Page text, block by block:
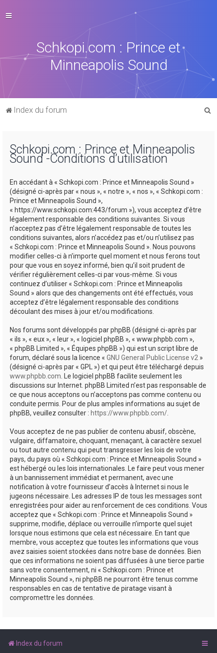
Schkopi.com : Prince et
Minneapolis Sound
Index du forum
Schkopi.com : Prince et Minneapolis
Sound -Conditions d’utilisation
En accédant à « Schkopi.com : Prince et Minneapolis Sound »
(désigné ci-après par « nous », « notre », « nos », « Schkopi.com :
Prince et Minneapolis Sound »,
« https://www.schkopi.com:443/forum »), vous acceptez d’être
légalement responsable des conditions suivantes. Si vous
n’acceptez pas d’être légalement responsable de toutes les
conditions suivantes, alors n’accédez pas et/ou n’utilisez pas
« Schkopi.com : Prince et Minneapolis Sound ». Nous pouvons
modifier celles-ci à n’importe quel moment et nous ferons tout
pour que vous en soyez informé, bien qu’il soit prudent de
vérifier régulièrement celles-ci par vous-même. Si vous
continuez d’utiliser « Schkopi.com : Prince et Minneapolis
Sound » alors que des changements ont été effectués, vous
acceptez d’être légalement responsable des conditions
découlant des mises à jour et/ou modifications.
Nos forums sont développés par phpBB (désigné ci-après par
« ils », « eux », « leur », « logiciel phpBB », « www.phpbb.com »,
« phpBB Limited », « Équipes phpBB ») qui est un script libre de
forum, déclaré sous la licence « GNU General Public License v2 »
(désigné ci-après par « GPL ») et qui peut être téléchargé depuis
www.phpbb.com . Le logiciel phpBB facilite seulement les
discussions sur Internet. phpBB Limited n’est pas responsable de
ce que nous acceptons ou n’acceptons pas comme contenu ou
conduite permis. Pour de plus amples informations au sujet de
phpBB, veuillez consulter : https://www.phpbb.com/
Vous acceptez de ne pas publier de contenu abusif, obscène,
vulgaire, diffamatoire, choquant, menaçant, à caractère sexuel
ou tout autre contenu qui peut transgresser les lois de votre
pays, du pays où « Schkopi.com : Prince et Minneapolis Sound »
est hébergé ou les lois internationales. Le faire peut vous mener
à un bannissement immédiat et permanent, avec une
notification à votre fournisseur d’accès à Internet si nous le
jugeons nécessaire. Les adresses IP de tous les messages sont
enregistrées pour aider au renforcement de ces conditions. Vous
acceptez que « Schkopi.com : Prince et Minneapolis Sound »
supprime, modifie, déplace ou verrouille n’importe quel sujet
lorsque nous estimons que cela est nécessaire. En tant que
membre, vous acceptez que toutes les informations que vous
avez saisies soient stockées dans notre base de données. Bien
que ces informations ne soient pas diffusées à une tierce partie
sans votre consentement, ni « Schkopi.com : Prince et
Minneapolis Sound », ni phpBB ne pourront être tenus comme
responsables en cas de tentative de piratage visant à
compromettre les données.
Index du forum